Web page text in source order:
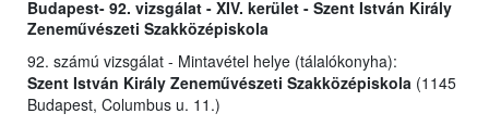
Budapest- 92. vizsgálat - XIV. kerület - Szent István Király
Zeneművészeti Szakközépiskola
92. számú vizsgálat - Mintavétel helye (tálalókonyha):
Szent István Király Zeneművészeti Szakközépiskola (1145
Budapest, Columbus u. 11.)